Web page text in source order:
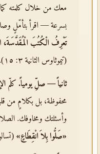
معك من خلال كلمته كما
بسرعة — اقرأ بتأمّلٍ
تَعْرِفُ الْكُتُبَ الْمُقَدَّسَةَ،
(تيموثاوس الثانية ٣: ١٥).
ثانياً — صلِّ يومياً. كلّم
محفوظة، بل بكلامٍ من
وأسئلتك ومخاوفك.
«صَلُّوا بِلاَ انْقِطَاعٍ»